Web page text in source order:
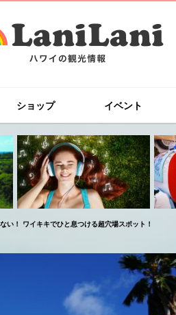
ショップ イベント
い！ ワイキキでひと息つける超穴場スポット！